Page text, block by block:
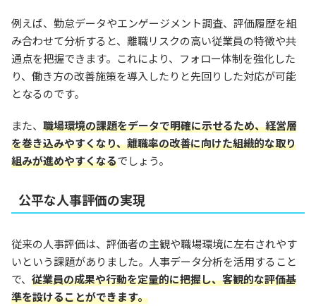
例えば、勤怠データやエンゲージメント調査、評価履歴を組
み合わせて分析すると、離職リスクの高い従業員の特徴や共
通点を把握できます。これにより、フォロー体制を強化した
り、働き方の改善施策を導入したりと先回りした対応が可能
となるのです。
また、 職場環境の課題をデータで明確に示せるため、経営層
を巻き込みやすくなり、離職率の改善に向けた組織的な取り
組みが進めやすくなるでしょう。
公平な人事評価の実現
従来の人事評価は、評価者の主観や職場環境に左右されやす
いという課題がありました。人事データ分析を活用すること
で、 従業員の成果や行動を定量的に把握し、客観的な評価基
準を設けることができます。